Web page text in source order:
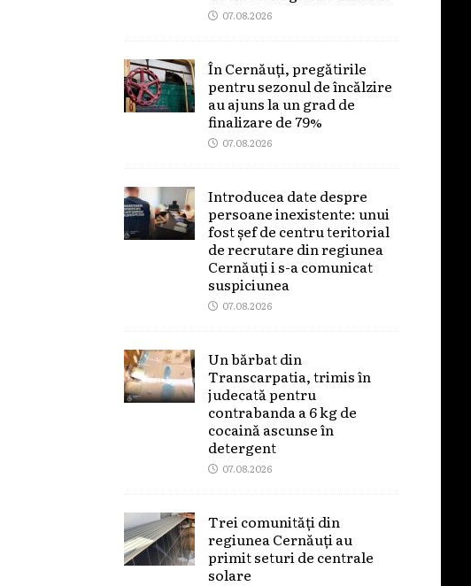
07.08.2026
În Cernăuți, pregătirile
pentru sezonul de încălzire
au ajuns la un grad de
finalizare de 79%
07.08.2026
Introducea date despre
persoane inexistente: unui
fost șef de centru teritorial
de recrutare din regiunea
Cernăuți i s-a comunicat
suspiciunea
07.08.2026
Un bărbat din
Transcarpatia, trimis în
judecată pentru
contrabanda a 6 kg de
cocaină ascunse în
detergent
07.08.2026
Trei comunități din
regiunea Cernăuți au
primit seturi de centrale
solare